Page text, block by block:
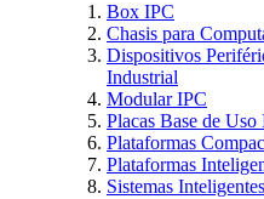
Box IPC
Chasis para
Dispositivos
Industrial
Modular IPC
Placas Base de Uso
Plataformas
Plataformas
Sistemas